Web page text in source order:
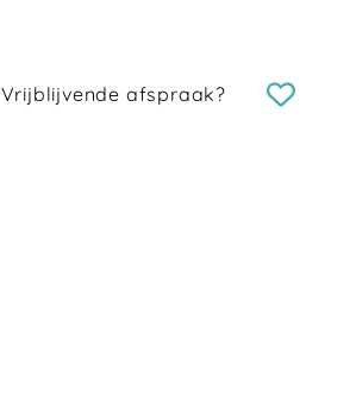
Vrijblijvende afspraak?